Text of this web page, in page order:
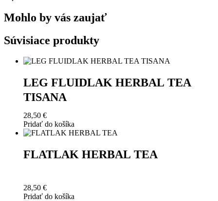
Mohlo by vás zaujať
Súvisiace produkty
LEG FLUIDLAK HERBAL TEA
TISANA
28,50 €
Pridať do košíka
FLATLAK HERBAL TEA
28,50 €
Pridať do košíka